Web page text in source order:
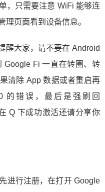
，只需要注意 WiFi 能够连
理页面看到设备信息。
醒大家，请不要在 Android
Google Fi 一直在转圈、转
清除 App 数据或者重启再
的错误，最后是强刷回
Q 下成功激活还请分享你
进行注册，在打开 Google